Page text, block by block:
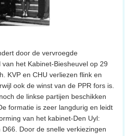
door de vervroegde
het Kabinet-Biesheuvel op 29
KVP en CHU verliezen flink en
ook de winst van de PPR fors is.
de linkse partijen beschikken
formatie is zeer langdurig en leidt
van het kabinet-Den Uyl:
D66. Door de snelle verkiezingen